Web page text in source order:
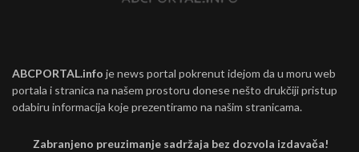
ABCPORTAL.info je news portal pokrenut idejom da u moru web
portala i stranica na našem prostoru donese nešto drukčiji pristup
odabiru informacija koje prezentiramo na našim stranicama.
Zabranjeno preuzimanje sadržaja bez dozvola izdavača!